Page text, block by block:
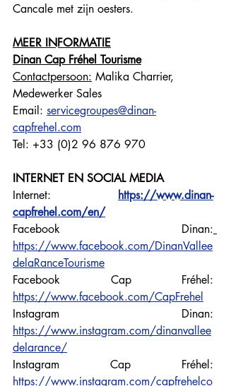
Cancale met zijn oesters.
MEER INFORMATIE
Dinan Cap Fréhel Tourisme
Contactpersoon: Malika Charrier,
Medewerker Sales
Email: servicegroupes@dinan-
capfrehel.com
Tel: +33 (0)2 96 876 970
INTERNET EN SOCIAL MEDIA
Internet:
https://www.dinan-
capfrehel.com/en/
Facebook Dinan:
https://www.facebook.com/DinanVallee
delaRanceTourisme
https://www.facebook.com/CapFrehel
https://www.instagram.com/dinanvallee
delarance/
https://www.instagram.com/capfrehelco